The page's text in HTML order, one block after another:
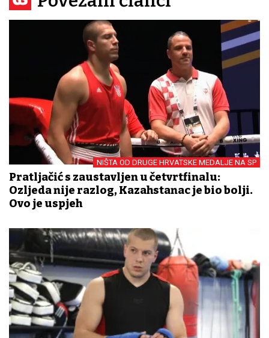
NIŠTA OD DRUGE HRVATSKE MEDALJE NA SP
Pratljačić s zaustavljen u četvrtfinalu:
Ozljeda nije razlog, Kazahstanac je bio bolji.
Ovo je uspjeh